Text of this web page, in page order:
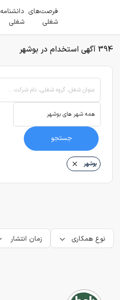
فرصت‌های
شغلی
دانشنامه
شغلی
394 آگهی استخدام در بوشهر
عنوان شغل، گروه شغلی، نام شرکت ...
جستجو
بوشهر
نوع همکاری زمان انتشار